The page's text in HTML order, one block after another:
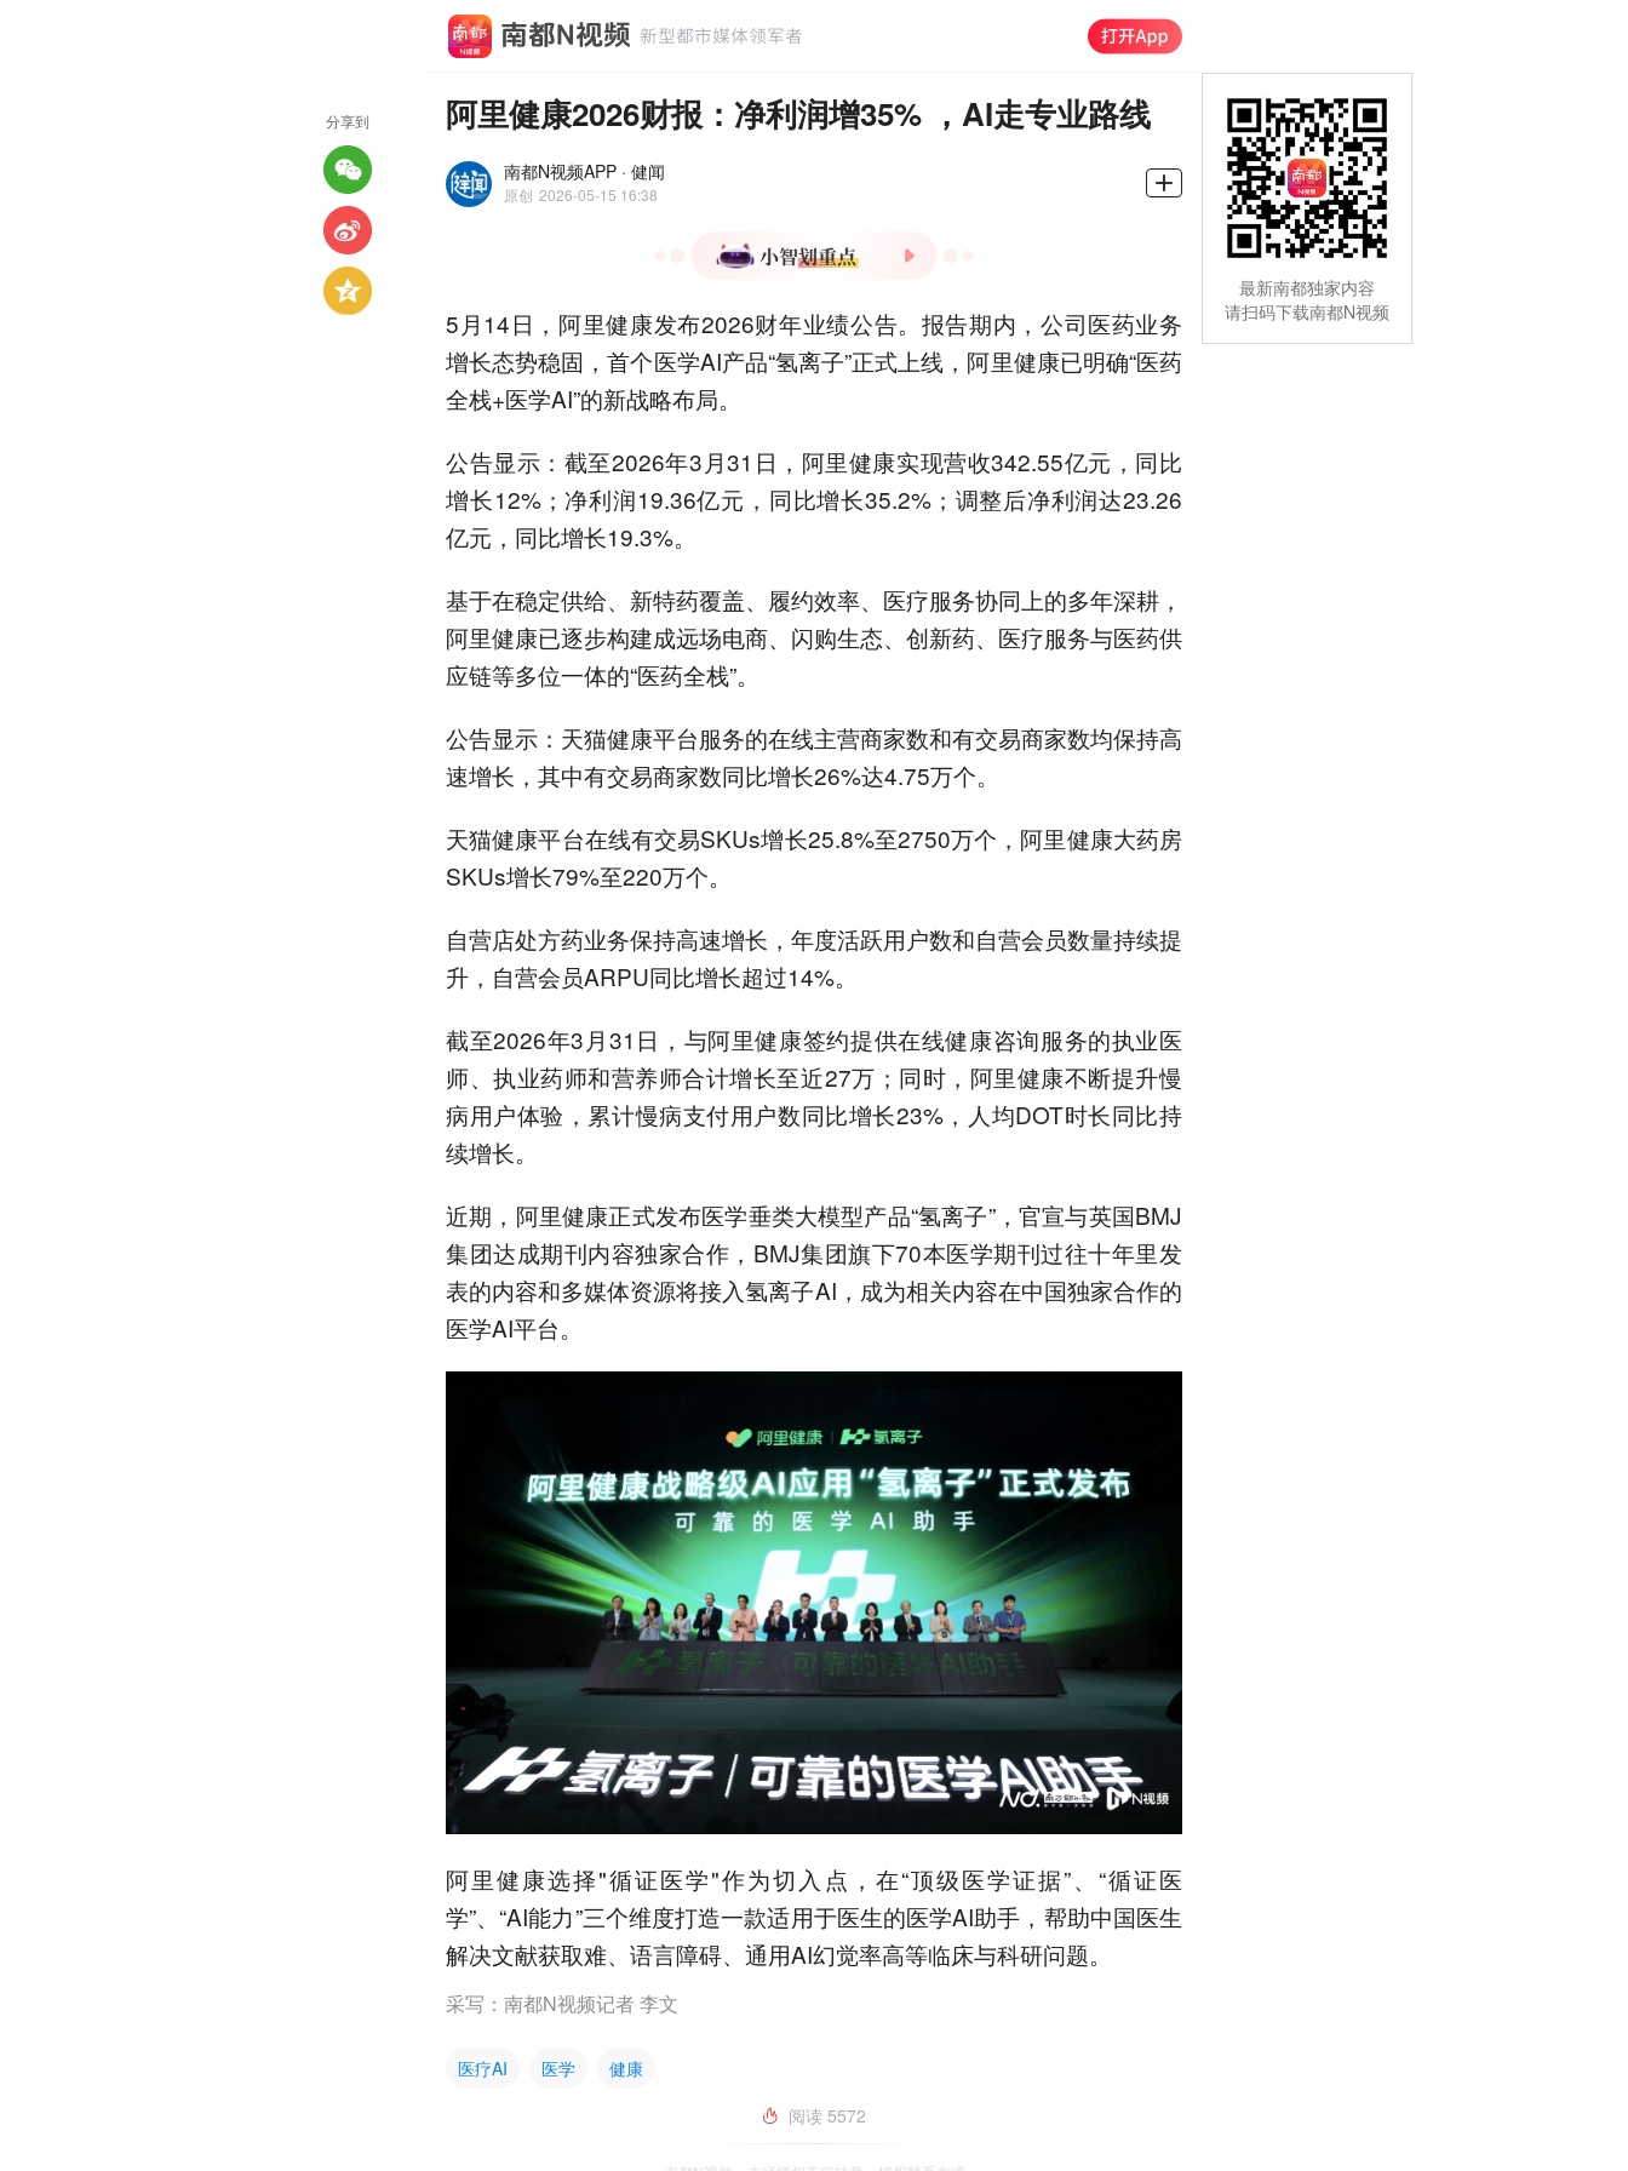
阿里健康2026财报：净利润增35% ，AI走专业路线
南都N视频APP · 健闻
原创 2026-05-15 16:38
342.55亿元，净利润同比增
长35.2%。
品"氢离子"，布局"医药全
3.天猫健康平台有交易商家
数同比增长26%，SKUs增
长25.8%。
病用户增长23%。
以上内容由AI大模型生成，仅供
参考
5月14日，阿里健康发布2026财年业绩公告。报告期内，公司医药业务
增长态势稳固，首个医学AI产品“氢离子”正式上线，阿里健康已明确“医药
全栈+医学AI”的新战略布局。
公告显示：截至2026年3月31日，阿里健康实现营收342.55亿元，同比
增长12%；净利润19.36亿元，同比增长35.2%；调整后净利润达23.26
亿元，同比增长19.3%。
基于在稳定供给、新特药覆盖、履约效率、医疗服务协同上的多年深耕，
阿里健康已逐步构建成远场电商、闪购生态、创新药、医疗服务与医药供
应链等多位一体的“医药全栈”。
公告显示：天猫健康平台服务的在线主营商家数和有交易商家数均保持高
速增长，其中有交易商家数同比增长26%达4.75万个。
天猫健康平台在线有交易SKUs增长25.8%至2750万个，阿里健康大药房
SKUs增长79%至220万个。
自营店处方药业务保持高速增长，年度活跃用户数和自营会员数量持续提
升，自营会员ARPU同比增长超过14%。
截至2026年3月31日，与阿里健康签约提供在线健康咨询服务的执业医
师、执业药师和营养师合计增长至近27万；同时，阿里健康不断提升慢
病用户体验，累计慢病支付用户数同比增长23%，人均DOT时长同比持
续增长。
近期，阿里健康正式发布医学垂类大模型产品“氢离子”，官宣与英国BMJ
集团达成期刊内容独家合作，BMJ集团旗下70本医学期刊过往十年里发
表的内容和多媒体资源将接入氢离子AI，成为相关内容在中国独家合作的
医学AI平台。
阿里健康选择"循证医学"作为切入点，在“顶级医学证据”、“循证医
学”、“AI能力”三个维度打造一款适用于医生的医学AI助手，帮助中国医生
解决文献获取难、语言障碍、通用AI幻觉率高等临床与科研问题。
采写：南都N视频记者 李文
医疗AI 医学
健康
阅读 5572
分享到
最新南都独家内容
请扫码下载南都N视频